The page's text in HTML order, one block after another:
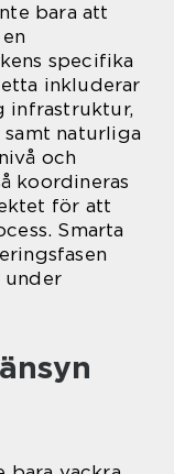
bara att
specifika
inkluderar
infrastruktur,
samt naturliga
och
koordineras
för att
Smarta
under